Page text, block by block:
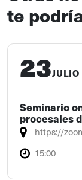
te
23JULIO
Seminario
procesales
https://
15:00